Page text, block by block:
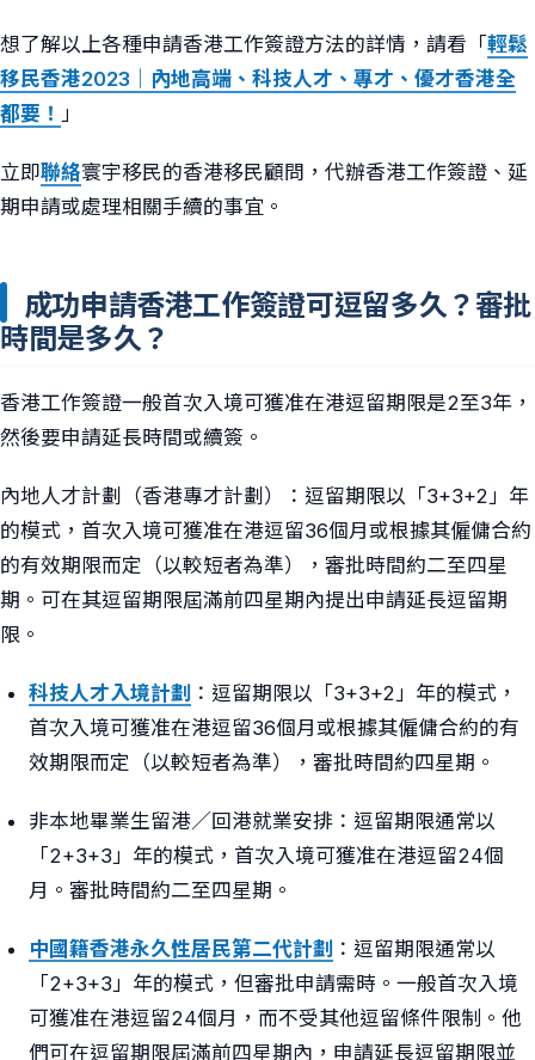
想了解以上各種申請香港工作簽證方法的詳情，請看「輕鬆
移民香港2023｜內地高端、科技人才、專才、優才香港全
都要！ 」
立即聯絡寰宇移民的香港移民顧問，代辦香港工作簽證、延
期申請或處理相關手續的事宜。
成功申請香港工作簽證可逗留多久？審批
時間是多久？
香港工作簽證一般首次入境可獲准在港逗留期限是2至3年，
然後要申請延長時間或續簽。
內地人才計劃（香港專才計劃）：逗留期限以「3+3+2」年
的模式，首次入境可獲准在港逗留36個月或根據其僱傭合約
的有效期限而定（以較短者為準），審批時間約二至四星
期。可在其逗留期限屆滿前四星期內提出申請延長逗留期
限。
科技人才入境計劃 ：逗留期限以「3+3+2」年的模式，
首次入境可獲准在港逗留36個月或根據其僱傭合約的有
效期限而定（以較短者為準），審批時間約四星期。
非本地畢業生留港／回港就業安排：逗留期限通常以
「2+3+3」年的模式，首次入境可獲准在港逗留24個
月。審批時間約二至四星期。
中國籍香港永久性居民第二代計劃 ：逗留期限通常以
「2+3+3」年的模式，但審批申請需時。一般首次入境
可獲准在港逗留24個月，而不受其他逗留條件限制。他
們可在逗留期限屆滿前四星期內，申請延長逗留期限並